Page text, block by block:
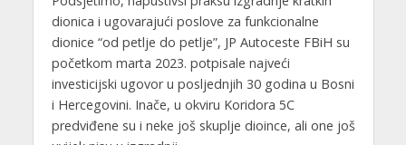
dionica i ugovarajući poslove za funkcionalne
dionice “od petlje do petlje”, JP Autoceste FBiH su
početkom marta 2023. potpisale najveći
investicijski ugovor u posljednjih 30 godina u Bosni
i Hercegovini. Inače, u okviru Koridora 5C
predviđene su i neke još skuplje dioince, ali one još